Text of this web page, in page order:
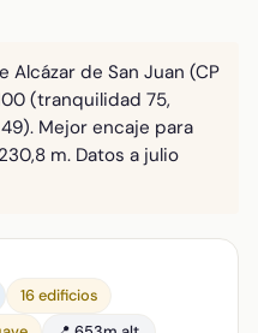
Alcázar de San Juan (CP
(tranquilidad 75,
Mejor encaje para
m. Datos a julio
16 edificios